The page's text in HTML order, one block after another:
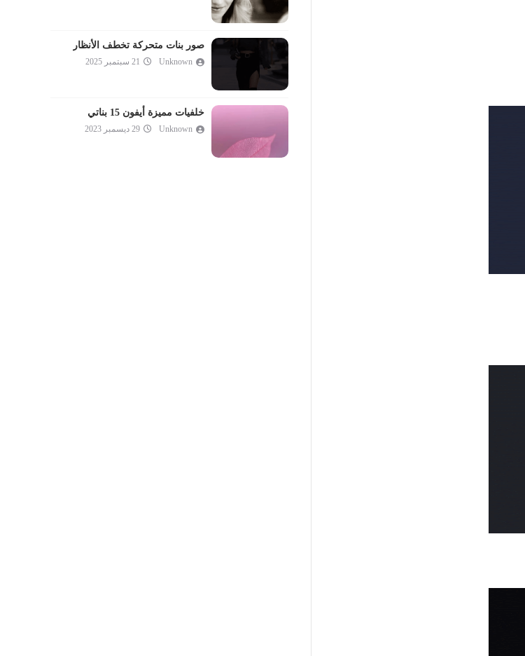
صور بنات متحركة تخطف الأنظار
Unknown 21 سبتمبر 2025
خلفيات مميزة أيفون 15 بناتي
Unknown 29 ديسمبر 2023